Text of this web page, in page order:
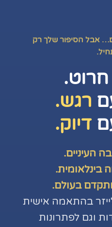
אבל הסיפור שלך רק
רגש.
דיוק.
העיניים.
בינלאומית.
בעולם.
בהתאמה אישית
וגם לפתרונות